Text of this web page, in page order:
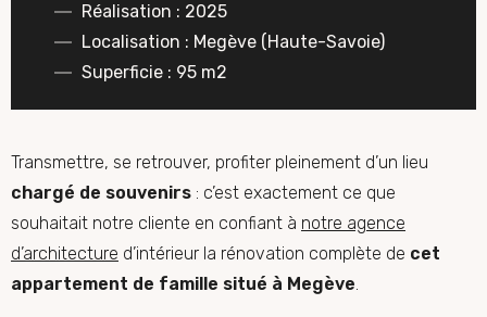
Réalisation : 2025
Localisation : Megève (Haute-Savoie)
Superficie : 95 m2
Transmettre, se retrouver, profiter pleinement d’un lieu
chargé de souvenirs : c’est exactement ce que
souhaitait notre cliente en confiant à notre agence
d’architecture d’intérieur la rénovation complète de cet
appartement de famille situé à Megève.